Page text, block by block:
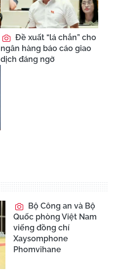
Đề xuất “lá chắn” cho
ngân hàng báo cáo giao
dịch đáng ngờ
Bộ Công an và Bộ
Quốc phòng Việt Nam
viếng đồng chí
Xaysomphone
Phomvihane